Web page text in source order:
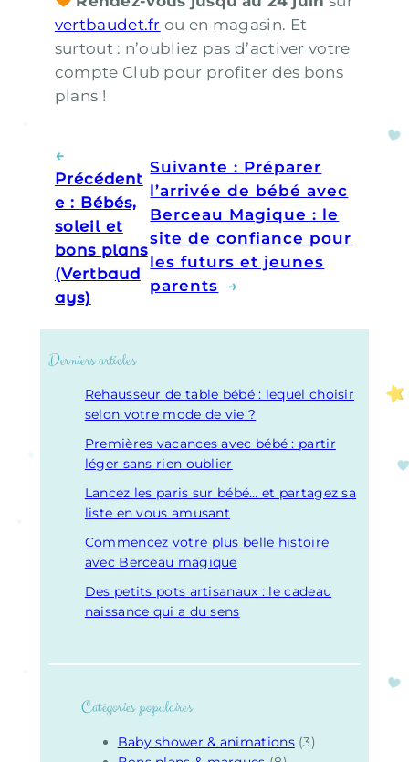
vertbaudet.fr ou en magasin. Et
surtout : n’oubliez pas d’activer votre
compte Club pour profiter des bons
plans !
←
Précédent
e : Bébés,
soleil et
bons plans
(Vertbaud
ays)
Suivante : Préparer
l’arrivée de bébé avec
Berceau Magique : le
site de confiance pour
les futurs et jeunes
parents
→
Derniers articles
Rehausseur de table bébé : lequel choisir
selon votre mode de vie ?
Premières vacances avec bébé : partir
léger sans rien oublier
Lancez les paris sur bébé… et partagez sa
liste en vous amusant
Commencez votre plus belle histoire
avec Berceau magique
Des petits pots artisanaux : le cadeau
naissance qui a du sens
Catégories populaires
Baby shower & animations(3)